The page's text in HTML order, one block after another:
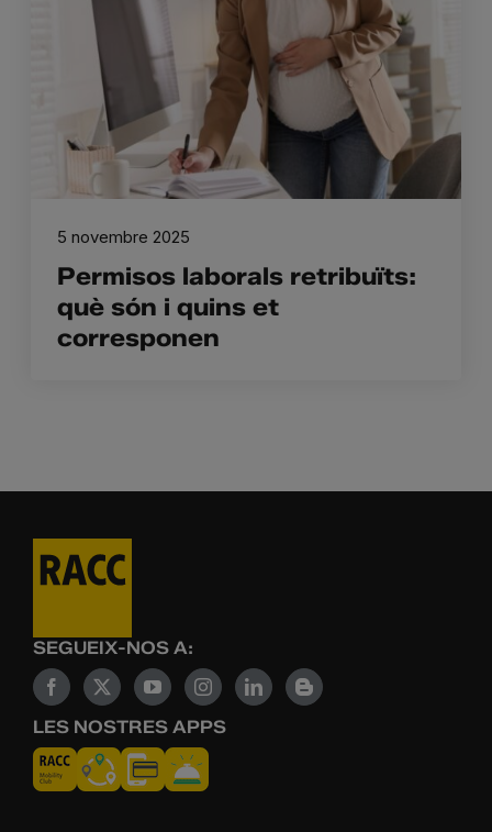
Permisos laborals retribuïts:
què són i quins et
corresponen
5 novembre 2025
SEGUEIX-NOS A:
LES NOSTRES APPS